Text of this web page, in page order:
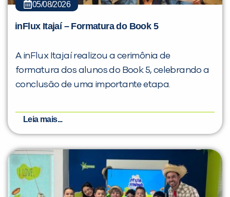
05/08/2026
inFlux Itajaí – Formatura do Book 5
A inFlux Itajaí realizou a cerimônia de
formatura dos alunos do Book 5, celebrando a
conclusão de uma importante etapa.
Leia mais...